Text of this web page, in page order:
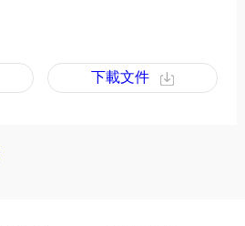
下載文件